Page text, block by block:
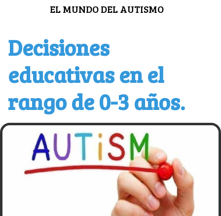
EL MUNDO DEL AUTISMO
Decisiones
educativas en el
rango de 0-3 años.